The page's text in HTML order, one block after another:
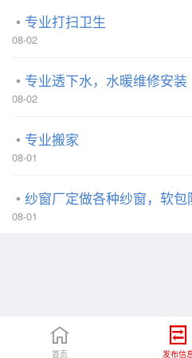
专业打扫卫生
08-02
专业透下水，水暖维修安装
08-02
专业搬家
08-01
纱窗厂定做各种纱窗，软
08-01
首页 发布信